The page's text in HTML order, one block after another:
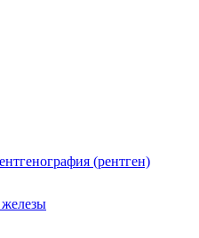
(рентген)
железы